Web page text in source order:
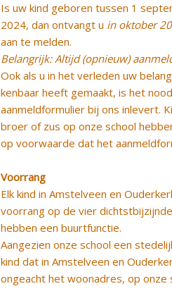
Is uw kind geboren tussen 1
2024, dan ontvangt u in oktober
aan te melden.
Belangrijk: Altijd (opnieuw)
Ook als u in het verleden uw
kenbaar heeft gemaakt, is het
aanmeldformulier bij ons inlevert.
broer of zus op onze school
op voorwaarde dat het
Voorrang
Elk kind in Amstelveen en
voorrang op de vier
hebben een buurtfunctie.
Aangezien onze school een
kind dat in Amstelveen en
ongeacht het woonadres, op onze